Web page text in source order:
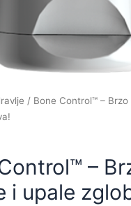
/ Bone Control™ –
–
i upale